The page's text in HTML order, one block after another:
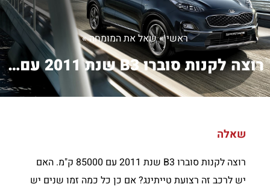
ראשי»שאל את המומחה»
רוצה לקנות סוברו B3 שנת 2011 עם 85000...
שאלה
רוצה לקנות סוברו B3 שנת 2011 עם 85000 ק"מ. האם
יש לרכב זה רצועת טייתינג? אם כן כל כמה זמו שנים יש